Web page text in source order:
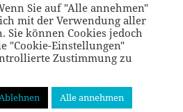
kulturmagazin 2022
Sie auf "Alle annehmen"
mit der Verwendung aller
Sie können Cookies jedoch
"Cookie-Einstellungen"
Zustimmung zu
Alle annehmen